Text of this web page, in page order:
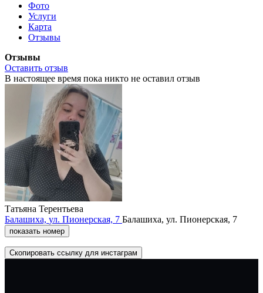
Фото
Услуги
Карта
Отзывы
Отзывы
Оставить отзыв
В настоящее время пока никто не оставил отзыв
Татьяна Терентьева
Балашиха, ул. Пионерская, 7 Балашиха, ул. Пионерская, 7
показать номер
Скопировать ссылку для инстаграм